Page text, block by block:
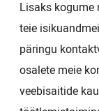
Lisaks kogume
teie
päringu
osalete meie
veebisaitide